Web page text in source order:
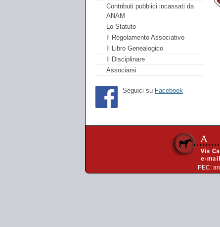
Contributi pubblici incassati da
ANAM
Lo Statuto
Il Regolamento Associativo
Il Libro Genealogico
Il Disciplinare
Associarsi
Seguici su Facebook
PEC: